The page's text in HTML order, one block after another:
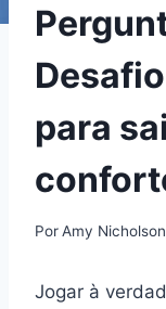
para
PorAmy Nicholson
Jogar à